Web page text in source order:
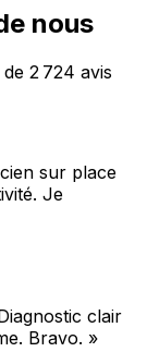
nous
2 724 avis
sur place
Je
clair
Bravo. »